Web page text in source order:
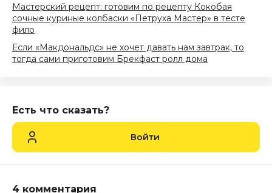
Мастерский рецепт: готовим по рецепту Кокобая
сочные куриные колбаски «Петруха Мастер» в тесте
фило
Если «Макдональдс» не хочет давать нам завтрак, то
тогда сами приготовим Брекфаст ролл дома
Есть что сказать?
Войти
4 комментария